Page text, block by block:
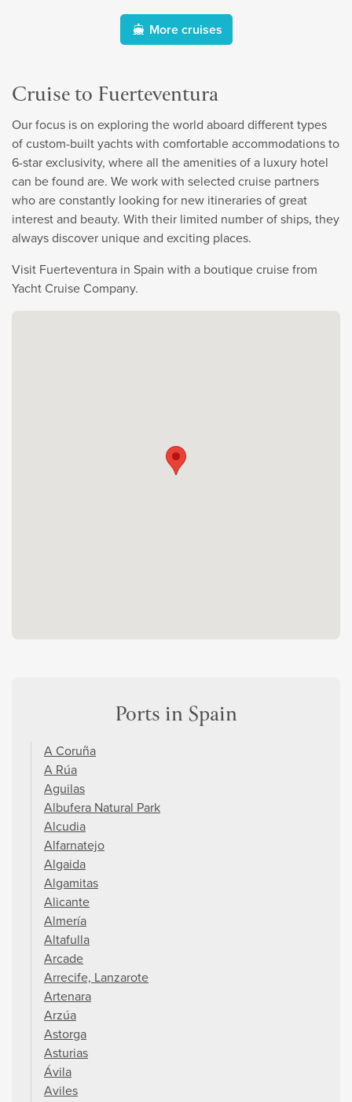
More cruises
Cruise to Fuerteventura
Our focus is on exploring the world aboard different types
of custom-built yachts with comfortable accommodations to
6-star exclusivity, where all the amenities of a luxury hotel
can be found are. We work with selected cruise partners
who are constantly looking for new itineraries of great
interest and beauty. With their limited number of ships, they
always discover unique and exciting places.
Visit Fuerteventura in Spain with a boutique cruise from
Yacht Cruise Company.
Ports in Spain
A Coruña
A Rúa
Aguilas
Albufera Natural Park
Alcudia
Alfarnatejo
Algaida
Algamitas
Alicante
Almería
Altafulla
Arcade
Arrecife, Lanzarote
Artenara
Arzúa
Astorga
Asturias
Ávila
Aviles